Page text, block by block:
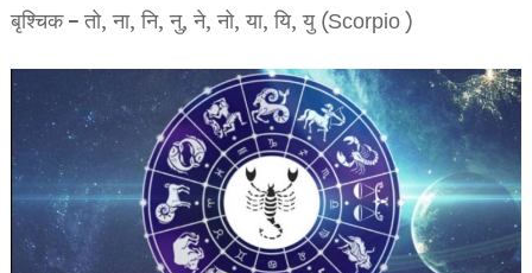
बृश्चिक – तो, ना, नि, नु, ने, नो, या, यि, यु (Scorpio )